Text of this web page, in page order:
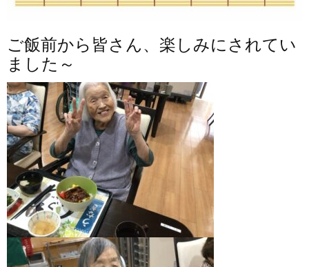
ご飯前から皆さん、楽しみにされてい
ました～